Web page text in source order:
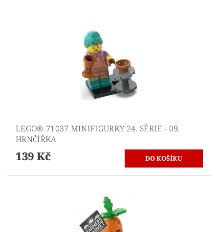
LEGO® 71037 MINIFIGURKY 24. SÉRIE - 09.
HRNČÍŘKA
139 Kč